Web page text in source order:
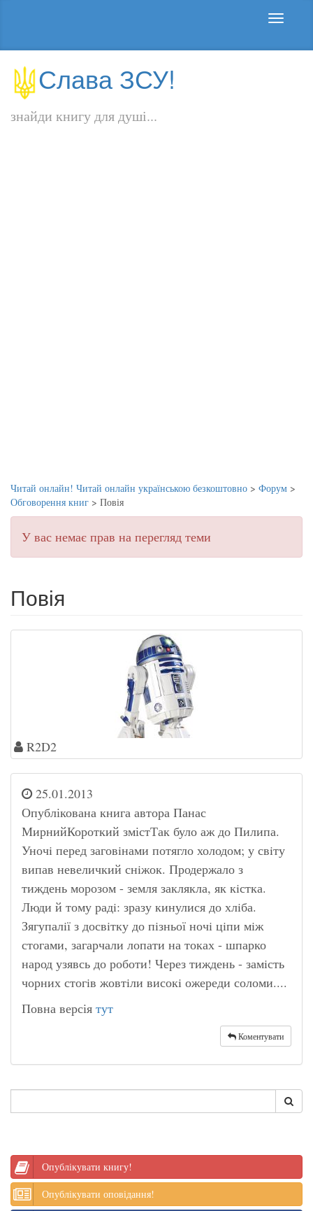
Слава ЗСУ!
знайди книгу для душі...
Читай онлайн! Читай онлайн українською безкоштовно > Форум >
Обговорення книг > Повія
У вас немає прав на перегляд теми
Повія
R2D2
25.01.2013
Опублікована книга автора Панас
МирнийКороткий змістТак було аж до Пилипа.
Уночi перед заговiнами потягло холодом; у свiту
випав невеличкий снiжок. Продержало з
тиждень морозом - земля заклякла, як кiстка.
Люди й тому радi: зразу кинулися до хлiба.
Зягупалiї з досвiтку до пiзньої ночi цiпи мiж
стогами, загарчали лопати на токах - шпарко
народ узявсь до роботи! Через тиждень - замiсть
чорних стогiв жовтiли високi ожереди соломи....
Повна версія тут
Коментувати
Опублікувати книгу!
Опублікувати оповідання!